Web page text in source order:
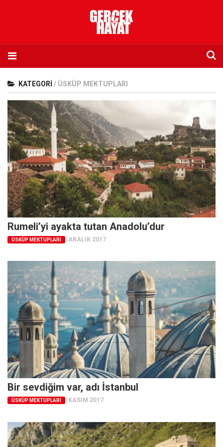
Künye
İletişim
Abone olmak istiyorum
Satış noktası listesi
Eksik sayıların temini
Sosyal Medya
Twitter
Facebook
Instagram
YouTube
Editörden
Yazarlar
Kemal Özer
Mahmut Toptaş
Yvonne Ridley
Barış Tarımcıoğlu
Ömer Kayani
Yusuf Armağan
Leyla Şerif Emin
KATEGORI / ÜSKÜP MEKTUPLARI
Rumeli’yi ayakta tutan Anadolu’dur
ÜSKÜP MEKTUPLARI ARALIK 2017
Bir sevdiğim var, adı İstanbul
ÜSKÜP MEKTUPLARI KASIM 2017